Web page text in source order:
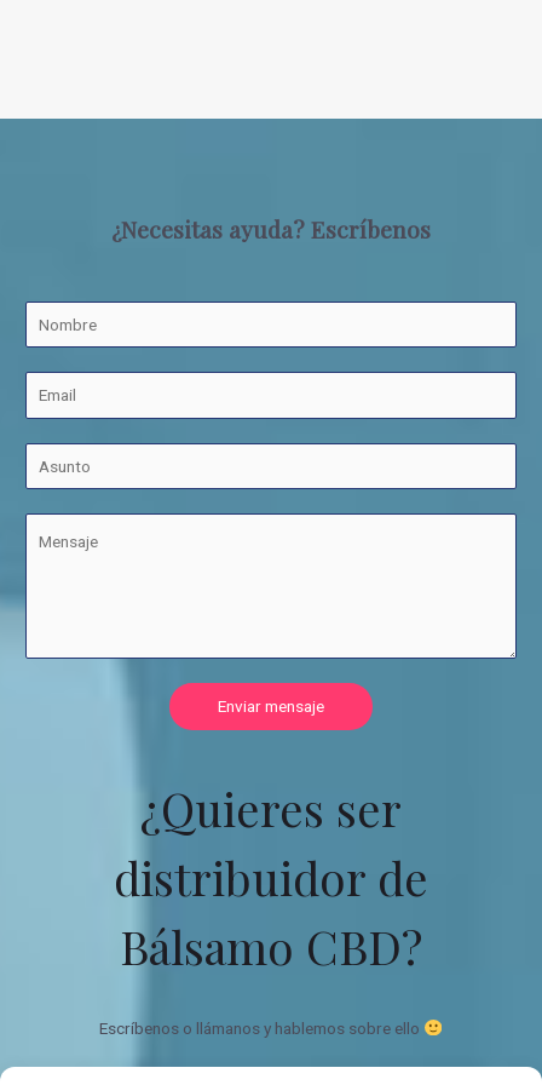
¿Necesitas ayuda? Escríbenos
Enviar mensaje
¿Quieres ser
distribuidor de
Bálsamo CBD?
Escríbenos o llámanos y hablemos sobre ello